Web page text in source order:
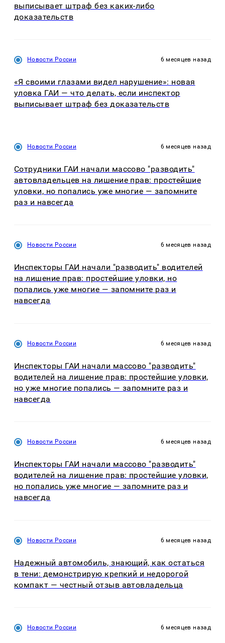
выписывает штраф без каких-либо
доказательств
Новости России 6 месяцев назад
«Я своими глазами видел нарушение»: новая
уловка ГАИ — что делать, если инспектор
выписывает штраф без доказательств
Новости России 6 месяцев назад
Сотрудники ГАИ начали массово "разводить"
автовладельцев на лишение прав: простейшие
уловки, но попались уже многие — запомните
раз и навсегда
Новости России 6 месяцев назад
Инспекторы ГАИ начали "разводить" водителей
на лишение прав: простейшие уловки, но
попались уже многие — запомните раз и
навсегда
Новости России 6 месяцев назад
Инспекторы ГАИ начали массово "разводить"
водителей на лишение прав: простейшие уловки,
но уже многие попались — запомните раз и
навсегда
Новости России 6 месяцев назад
Инспекторы ГАИ начали массово "разводить"
водителей на лишение прав: простейшие уловки,
но попались уже многие — запомните раз и
навсегда
Новости России 6 месяцев назад
Надежный автомобиль, знающий, как остаться
в тени: демонстрирую крепкий и недорогой
компакт — честный отзыв автовладельца
Новости России 6 месяцев назад